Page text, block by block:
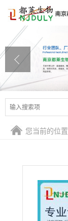
公司首页
公司介绍
公司动态
产品展厅
证书荣誉
您当前的位置